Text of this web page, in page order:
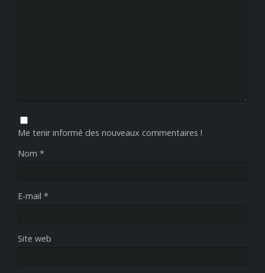
Me tenir informé des nouveaux commentaires !
Nom *
E-mail *
Site web